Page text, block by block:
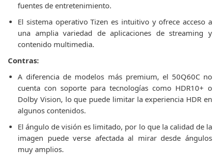
fuentes de entretenimiento.
El sistema operativo Tizen es intuitivo y ofrece acceso a
una amplia variedad de aplicaciones de streaming y
contenido multimedia.
Contras:
A diferencia de modelos más premium, el 50Q60C no
cuenta con soporte para tecnologías como HDR10+ o
Dolby Vision, lo que puede limitar la experiencia HDR en
algunos contenidos.
El ángulo de visión es limitado, por lo que la calidad de la
imagen puede verse afectada al mirar desde ángulos
muy amplios.